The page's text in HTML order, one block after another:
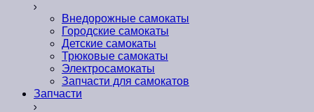
Внедорожные самокаты
Городские самокаты
Детские самокаты
Трюковые самокаты
Электросамокаты
Запчасти для самокатов
Запчасти